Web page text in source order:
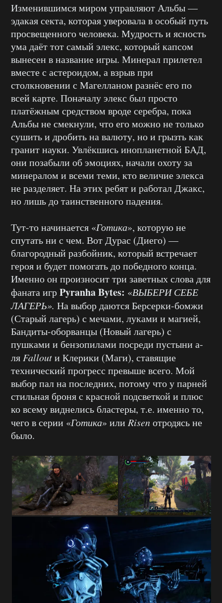
Изменившимся миром управляют Альбы —
эдакая секта, которая уверовала в особый путь
просвещенного человека. Мудрость и ясность
ума даёт тот самый элекс, который капсом
вынесен в название игры. Минерал прилетел
вместе с астероидом, а взрыв при
столкновении с Магелланом разнёс его по
всей карте. Поначалу элекс был просто
платёжным средством вроде серебра, пока
Альбы не смекнули, что его можно не только
сушить и дробить на валюту, но и грызть как
гранит науки. Увлёкшись инопланетной БАД,
они позабыли об эмоциях, начали охоту за
минералом и всеми теми, кто величие элекса
не разделяет. На этих ребят и работал Джакс,
но лишь до таинственного падения.
Тут-то начинается «Готика», которую не
спутать ни с чем. Вот Дурас (Диего) —
благородный разбойник, который встречает
героя и будет помогать до победного конца.
Именно он произносит три заветных слова для
фаната игрPyranha Bytes: «ВЫБЕРИ СЕБЕ
ЛАГЕРЬ». На выбор даются Берсерки-бомжи
(Старый лагерь) с мечами, луками и магией,
Бандиты-оборванцы (Новый лагерь) с
пушками и бензопилами посреди пустыни а-
ля Falloutи Клерики (Маги), ставящие
технический прогресс превыше всего. Мой
выбор пал на последних, потому что у парней
стильная броня с красной подсветкой и плюс
ко всему виднелись бластеры, т.е. именно то,
чего в серии «Готика» или Risenотродясь не
было.